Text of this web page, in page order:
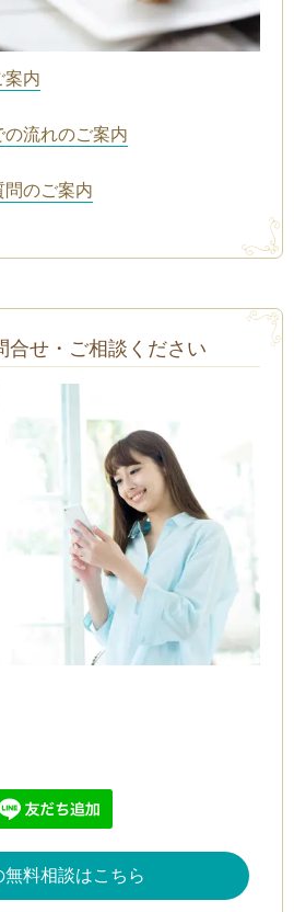
案内
流れのご案内
のご案内
合せ・ご相談ください
無料相談はこちら